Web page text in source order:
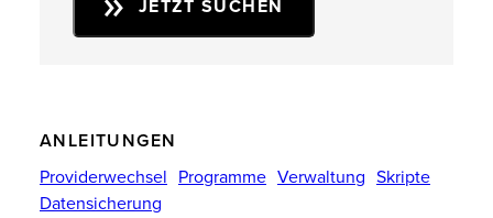
JETZT SUCHEN
ANLEITUNGEN
Providerwechsel Programme Verwaltung Skripte
Datensicherung